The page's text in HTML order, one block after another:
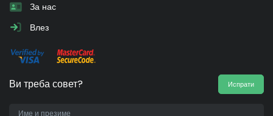
За нас
Влез
Ви треба совет? Испрати